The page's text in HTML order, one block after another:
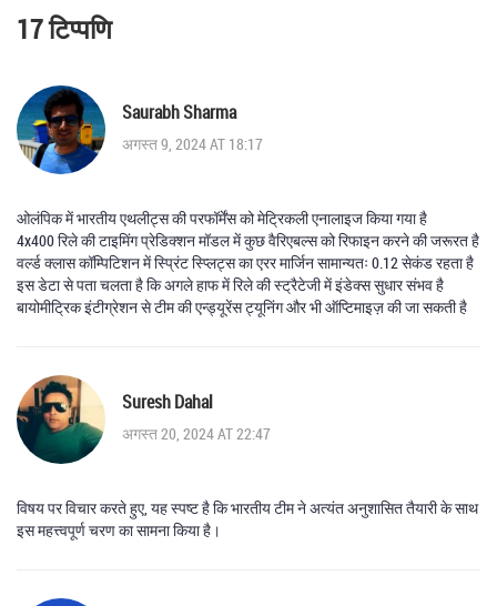
17 टिप्पणि
Saurabh Sharma
अगस्त 9, 2024 AT 18:17
ओलंपिक में भारतीय एथलीट्स की परफॉर्मेंस को मेट्रिकली एनालाइज किया गया है
4x400 रिले की टाइमिंग प्रेडिक्शन मॉडल में कुछ वैरिएबल्स को रिफाइन करने की जरूरत है
वर्ल्ड क्लास कॉम्पिटिशन में स्प्रिंट स्प्लिट्स का एरर मार्जिन सामान्यतः 0.12 सेकंड रहता है
इस डेटा से पता चलता है कि अगले हाफ में रिले की स्ट्रैटेजी में इंडेक्स सुधार संभव है
बायोमीट्रिक इंटीग्रेशन से टीम की एन्ड्यूरेंस ट्यूनिंग और भी ऑप्टिमाइज़ की जा सकती है
Suresh Dahal
अगस्त 20, 2024 AT 22:47
विषय पर विचार करते हुए, यह स्पष्ट है कि भारतीय टीम ने अत्यंत अनुशासित तैयारी के साथ
इस महत्त्वपूर्ण चरण का सामना किया है।